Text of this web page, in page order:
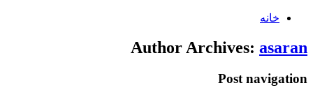
خانه
Author Archives: asaran
Post navigation